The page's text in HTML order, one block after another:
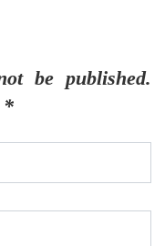
be published.
*